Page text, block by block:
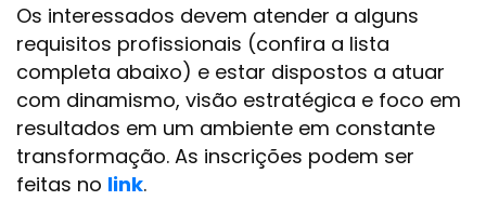
Os interessados devem atender a alguns
requisitos profissionais (confira a lista
completa abaixo) e estar dispostos a atuar
com dinamismo, visão estratégica e foco em
resultados em um ambiente em constante
transformação. As inscrições podem ser
feitas no link.